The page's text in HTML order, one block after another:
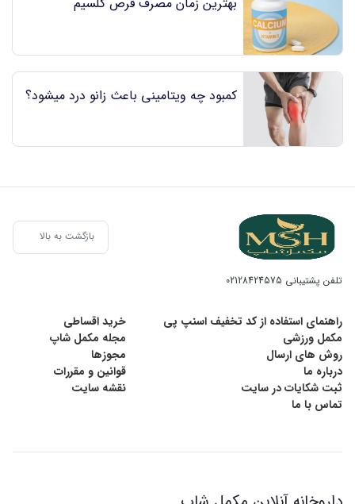
کمبود چه ویتامینی باعث زانو درد میشود؟
بازگشت به بالا
تلفن پشتیبانی 02128424575
راهنمای استفاده از کد تخفیف اسنپ پی
خرید اقساطی
مکمل ورزشی
مجله مکمل شاپ
روش های ارسال
مجوزها
درباره ما
قوانین و مقررات
ثبت شکایات در سایت
نقشه سایت
تماس با ما